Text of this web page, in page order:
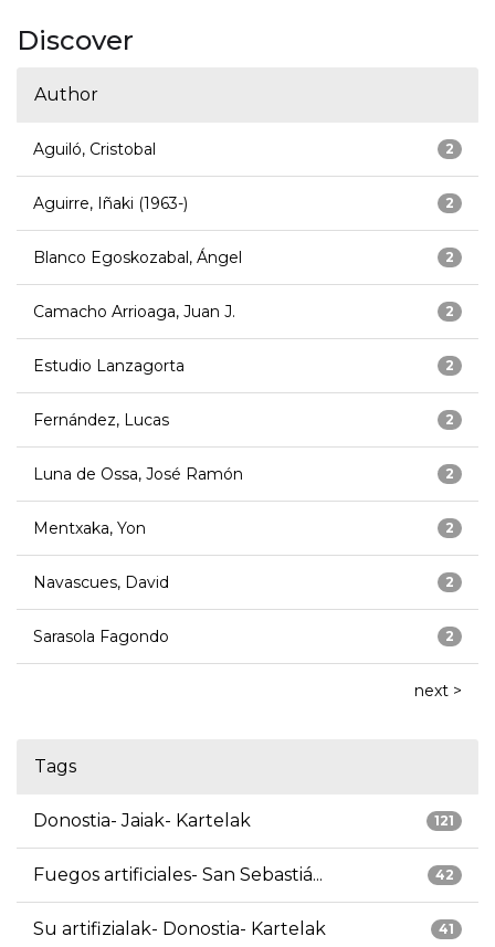
Discover
Author
2
Aguiló, Cristobal
2
Aguirre, Iñaki (1963-)
2
Blanco Egoskozabal, Ángel
2
Camacho Arrioaga, Juan J.
2
Estudio Lanzagorta
2
Fernández, Lucas
2
Luna de Ossa, José Ramón
2
Mentxaka, Yon
2
Navascues, David
2
Sarasola Fagondo
next >
Tags
121
Donostia- Jaiak- Kartelak
42
Fuegos artificiales- San Sebastiá...
41
Su artifizialak- Donostia- Kartelak